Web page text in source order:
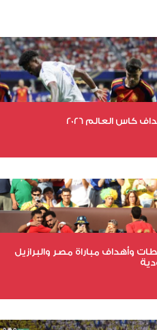
كاس العالم 2026
عدد المشاهدات 1989
وأهداف مباراة مصر والبرازيل
عدد المشاهدات 15761